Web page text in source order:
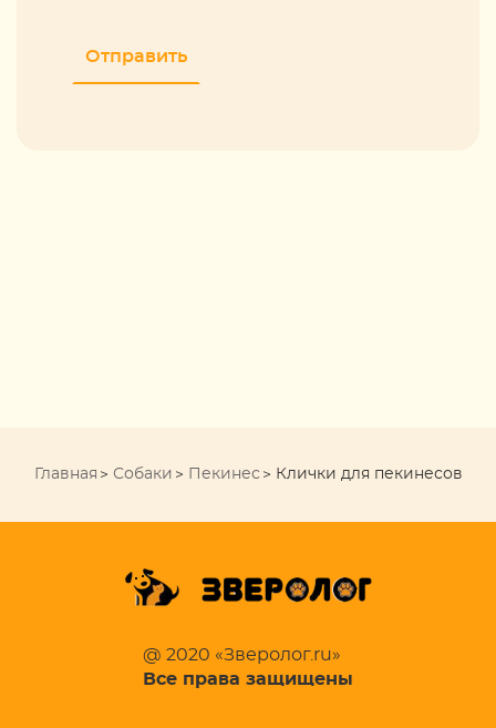
Главная Собаки Пекинес Клички для пекинесов
@ 2020 «Зверолог.ru»
Все права защищены